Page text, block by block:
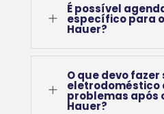
L
É possível
específico para
Hauer?
L
O que devo fazer
eletrodoméstico
problemas após
Hauer?